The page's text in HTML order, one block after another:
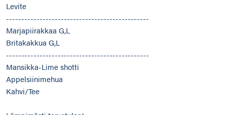
Levite
-----------------------------------------------
Marjapiirakkaa G,L
Britakakkua G,L
-----------------------------------------------
Mansikka-Lime shotti
Appelsiinimehua
Kahvi/Tee